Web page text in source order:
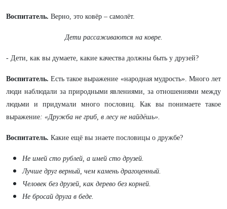
Воспитатель. Верно, это ковёр – самолёт.
Дети рассаживаются на ковре.
- Дети, как вы думаете, какие качества должны быть у друзей?
Воспитатель. Есть такое выражение «народная мудрость». Много лет
люди наблюдали за природными явлениями, за отношениями между
людьми и придумали много пословиц. Как вы понимаете такое
выражение: «Дружба не гриб, в лесу не найдёшь».
Воспитатель. Какие ещё вы знаете пословицы о дружбе?
Не имей сто рублей, а имей сто друзей.
Лучше друг верный, чем камень драгоценный.
Человек без друзей, как дерево без корней.
Не бросай друга в беде.